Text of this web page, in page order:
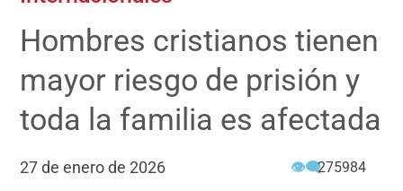
Hombres cristianos tienen
mayor riesgo de prisión y
toda la familia es afectada
27 de enero de 2026 👁‍🗨275984